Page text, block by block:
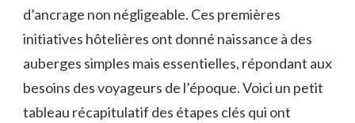
d’ancrage non négligeable. Ces premières
initiatives hôtelières ont donné naissance à des
auberges simples mais essentielles, répondant aux
besoins des voyageurs de l’époque. Voici un petit
tableau récapitulatif des étapes clés qui ont